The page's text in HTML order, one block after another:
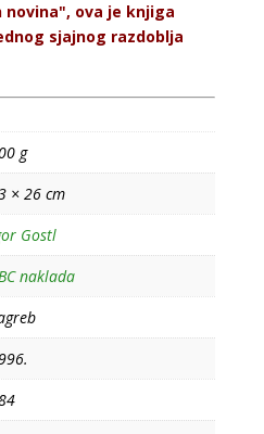
novina", ova je knjiga
sjajnog razdoblja
g
× 26 cm
Gostl
naklada